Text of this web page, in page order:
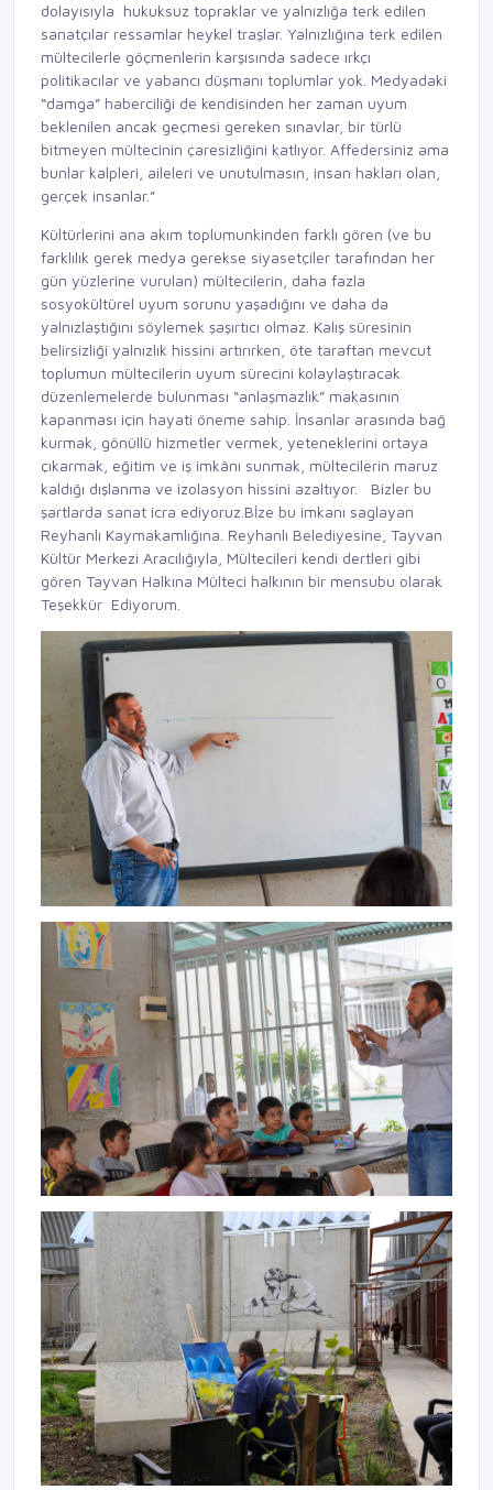
dolayısıyla hukuksuz topraklar ve yalnızlığa terk edilen
sanatçılar ressamlar heykel traşlar. Yalnızlığına terk edilen
mültecilerle göçmenlerin karşısında sadece ırkçı
politikacılar ve yabancı düşmanı toplumlar yok. Medyadaki
“damga” haberciliği de kendisinden her zaman uyum
beklenilen ancak geçmesi gereken sınavlar, bir türlü
bitmeyen mültecinin çaresizliğini katlıyor. Affedersiniz ama
bunlar kalpleri, aileleri ve unutulmasın, insan hakları olan,
gerçek insanlar.”
Kültürlerini ana akım toplumunkinden farklı gören (ve bu
farklılık gerek medya gerekse siyasetçiler tarafından her
gün yüzlerine vurulan) mültecilerin, daha fazla
sosyokültürel uyum sorunu yaşadığını ve daha da
yalnızlaştığını söylemek şaşırtıcı olmaz. Kalış süresinin
belirsizliği yalnızlık hissini artırırken, öte taraftan mevcut
toplumun mültecilerin uyum sürecini kolaylaştıracak
düzenlemelerde bulunması “anlaşmazlık” makasının
kapanması için hayati öneme sahip. İnsanlar arasında bağ
kurmak, gönüllü hizmetler vermek, yeteneklerini ortaya
çıkarmak, eğitim ve iş imkânı sunmak, mültecilerin maruz
kaldığı dışlanma ve izolasyon hissini azaltıyor. Bizler bu
şartlarda sanat icra ediyoruz.Bİze bu imkanı saglayan
Reyhanlı Kaymakamlığına. Reyhanlı Belediyesine, Tayvan
Kültür Merkezi Aracılığıyla, Mültecileri kendi dertleri gibi
gören Tayvan Halkına Mülteci halkının bir mensubu olarak
Teşekkür Ediyorum.